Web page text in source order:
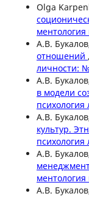
Olga
А.В.
отношений ,
личности:
А.В.
в модели
А.В.
культур.
А.В.
А.В.